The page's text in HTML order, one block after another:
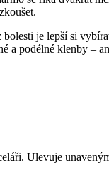
je lepší si
podélné klenby –
Ulevuje